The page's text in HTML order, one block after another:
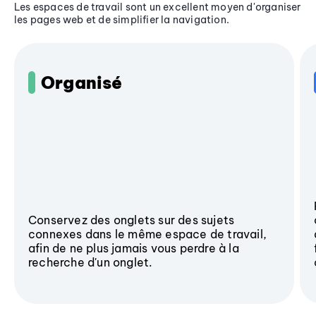
Les espaces de travail sont un excellent moyen d'organiser
les pages web et de simplifier la navigation.
Organisé
Conservez des onglets sur des sujets
connexes dans le même espace de travail,
afin de ne plus jamais vous perdre à la
recherche d'un onglet.